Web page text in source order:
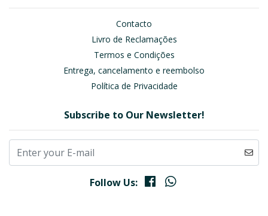
Contacto
Livro de Reclamações
Termos e Condições
Entrega, cancelamento e reembolso
Política de Privacidade
Subscribe to Our Newsletter!
Follow Us: